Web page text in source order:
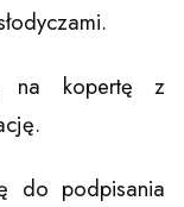
na kopertę z
do podpisania